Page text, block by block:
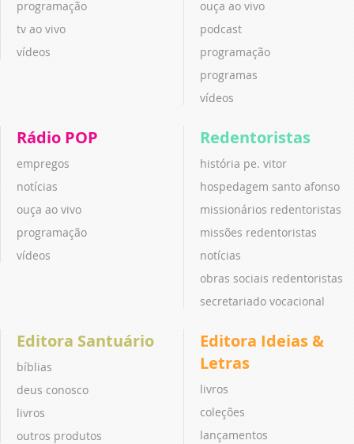
programação
tv ao vivo
vídeos
ouça ao vivo
podcast
programação
programas
vídeos
Rádio POP
empregos
notícias
ouça ao vivo
programação
vídeos
Redentoristas
história pe. vitor
hospedagem santo afonso
missionários redentoristas
missões redentoristas
notícias
obras sociais redentoristas
secretariado vocacional
Editora Santuário
bíblias
deus conosco
livros
outros produtos
Editora Ideias &
Letras
livros
coleções
lançamentos